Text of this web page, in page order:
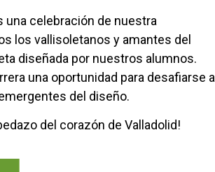
una celebración de nuestra
los vallisoletanos y amantes del
diseñada por nuestros alumnos.
una oportunidad para desafiarse a
del diseño.
del corazón de Valladolid!